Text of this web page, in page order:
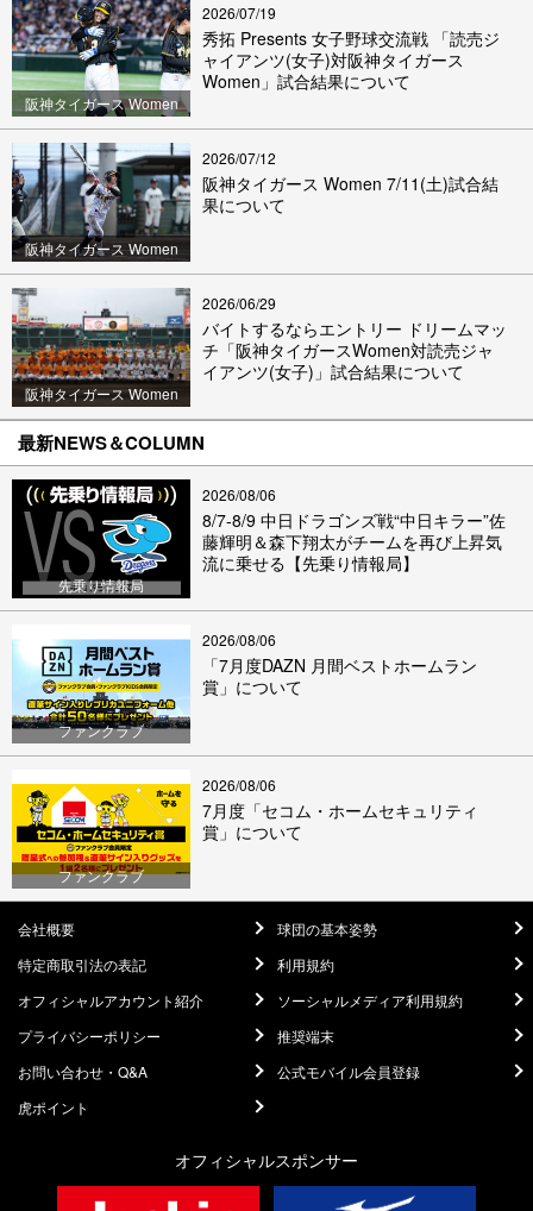
阪神タイガース Women
2026/07/19
秀拓 Presents 女子野球交流戦 「読売ジ
ャイアンツ(女子)対阪神タイガース
Women」試合結果について
阪神タイガース Women
2026/07/12
阪神タイガース Women 7/11(土)試合結
果について
阪神タイガース Women
2026/06/29
バイトするならエントリー ドリームマッ
チ「阪神タイガースWomen対読売ジャ
イアンツ(女子)」試合結果について
最新NEWS＆COLUMN
先乗り情報局
2026/08/06
8/7-8/9 中日ドラゴンズ戦“中日キラー”佐
藤輝明＆森下翔太がチームを再び上昇気
流に乗せる【先乗り情報局】
ファンクラブ
2026/08/06
「7月度DAZN 月間ベストホームラン
賞」について
ファンクラブ
2026/08/06
7月度「セコム・ホームセキュリティ
賞」について
会社概要
球団の基本姿勢
特定商取引法の表記
利用規約
オフィシャルアカウント紹介
ソーシャルメディア利用規約
プライバシーポリシー
推奨端末
お問い合わせ・Q&A
公式モバイル会員登録
虎ポイント
オフィシャルスポンサー